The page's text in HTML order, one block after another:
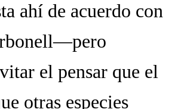
ahí de acuerdo con
el pensar que el
otras especies